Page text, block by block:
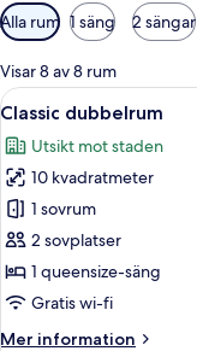
Tillgängliga
filter
för
rum
Alla rum 1 säng 2 sängar
Visar 8 av 8 rum
Öppna
alla
foton
för
Classic
dubbelrum
13
Classic dubbelrum
Utsikt mot staden
10 kvadratmeter
1 sovrum
2 sovplatser
1 queensize-säng
Gratis wi-fi
Mer information
Mer